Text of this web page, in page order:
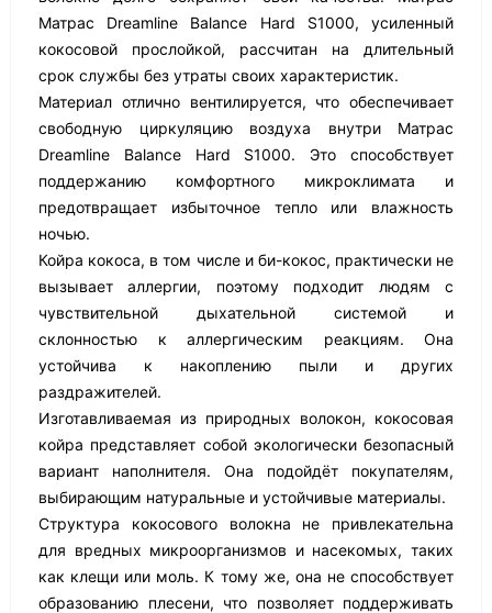
Матрас Dreamline Balance Hard S1000, усиленный
кокосовой прослойкой, рассчитан на длительный
срок службы без утраты своих характеристик.
Материал отлично вентилируется, что обеспечивает
свободную циркуляцию воздуха внутри Матрас
Dreamline Balance Hard S1000. Это способствует
поддержанию комфортного микроклимата и
предотвращает избыточное тепло или влажность
ночью.
Койра кокоса, в том числе и би-кокос, практически не
вызывает аллергии, поэтому подходит людям с
чувствительной дыхательной системой и
склонностью к аллергическим реакциям. Она
устойчива к накоплению пыли и других
раздражителей.
Изготавливаемая из природных волокон, кокосовая
койра представляет собой экологически безопасный
вариант наполнителя. Она подойдёт покупателям,
выбирающим натуральные и устойчивые материалы.
Структура кокосового волокна не привлекательна
для вредных микроорганизмов и насекомых, таких
как клещи или моль. К тому же, она не способствует
образованию плесени, что позволяет поддерживать